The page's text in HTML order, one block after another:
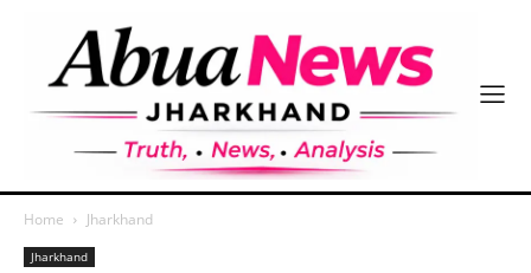
Home Jharkhand
Jharkhand